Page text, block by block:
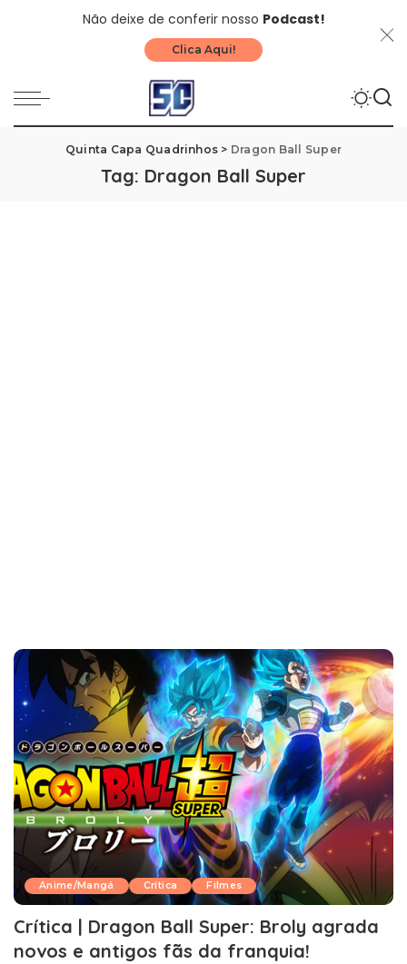
Não deixe de conferir nosso Podcast!
Clica Aqui!
Quinta Capa Quadrinhos > Dragon Ball Super
Tag: Dragon Ball Super
Anime/Mangá Crítica Filmes
Crítica | Dragon Ball Super: Broly agrada
novos e antigos fãs da franquia!